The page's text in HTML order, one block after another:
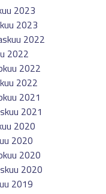
2023
2023
2022
2022
2022
2022
2021
2021
2020
2020
2020
2020
2019